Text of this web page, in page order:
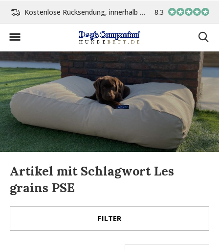
Kostenlose Rücksendung, innerhalb 14 Tage Vor 15:00 Uhr bestellt,
8.3
Artikel mit Schlagwort Les
grains PSE
FILTER